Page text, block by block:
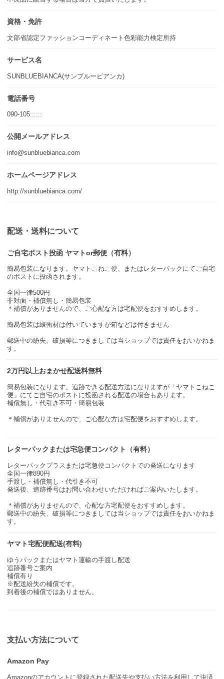
資格・免許
文部省認定ファッションコーディネート色彩能力検定所持
サービス名
SUNBLUEBIANCA(サンブルービアンカ)
電話番号
090-105::::::
公開メールアドレス
info@sunbluebianca.com
ホームページアドレス
http://sunbluebianca.com/
配送・送料について
ご自宅ポスト投函 ヤマトor郵便（有料）
簡易包装になります。ヤマトこねこ便、またはレターパックにてご自宅
のポストに投函されます。
全国一律500円
非対面・補償無し・簡易包装
＊補償がありませんので、ご心配な方は宅配便をおすすめします。
簡易包装は緩衝材は付いていますが箱などは付きません
郵送中の紛失、破損等につきましては当ショップでは責任をおいかねま
す。
2万円以上おまかせ配送料無料
簡易包装になります。追跡できる配送方法になりますが「ヤマトこねこ
便」にてご自宅のポストに投函される配送の場合もあります。
補償無し・代引き不可・簡易包装
＊補償がありませんので、ご心配な方は宅配便をおすすめします。
レターパックまたは宅急便コンパクト（有料）
レターパックプラスまたは宅急便コンパクトでの発送になります
全国一律890円
手渡し・補償無し・代引き不可
発送後、追跡番号はお問い合わせいただければご案内いたします。
＊補償がありませんので、心配な方宅配便をおすすめします。
郵送中の紛失、破損等につきましては当ショップでは責任をおいかねま
す。
ヤマト宅配便配送(有料)
ゆうパックまたはヤマト運輸の手渡し配送
追跡番号ご案内
補償有り
※配送紛失の補償です。
到着後の補償ではありません。
支払い方法について
Amazon Pay
Amazonのアカウントに登録された配送先や支払い方法を利用して決済